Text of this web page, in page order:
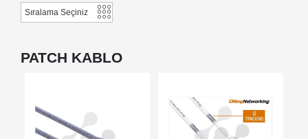
PATCH KABLO